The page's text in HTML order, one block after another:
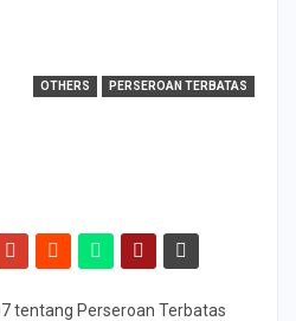
OTHERS PERSEROAN TERBATAS
tentang Perseroan Terbatas